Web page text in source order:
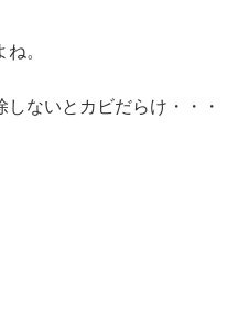
。
ないとカビだらけ・・・